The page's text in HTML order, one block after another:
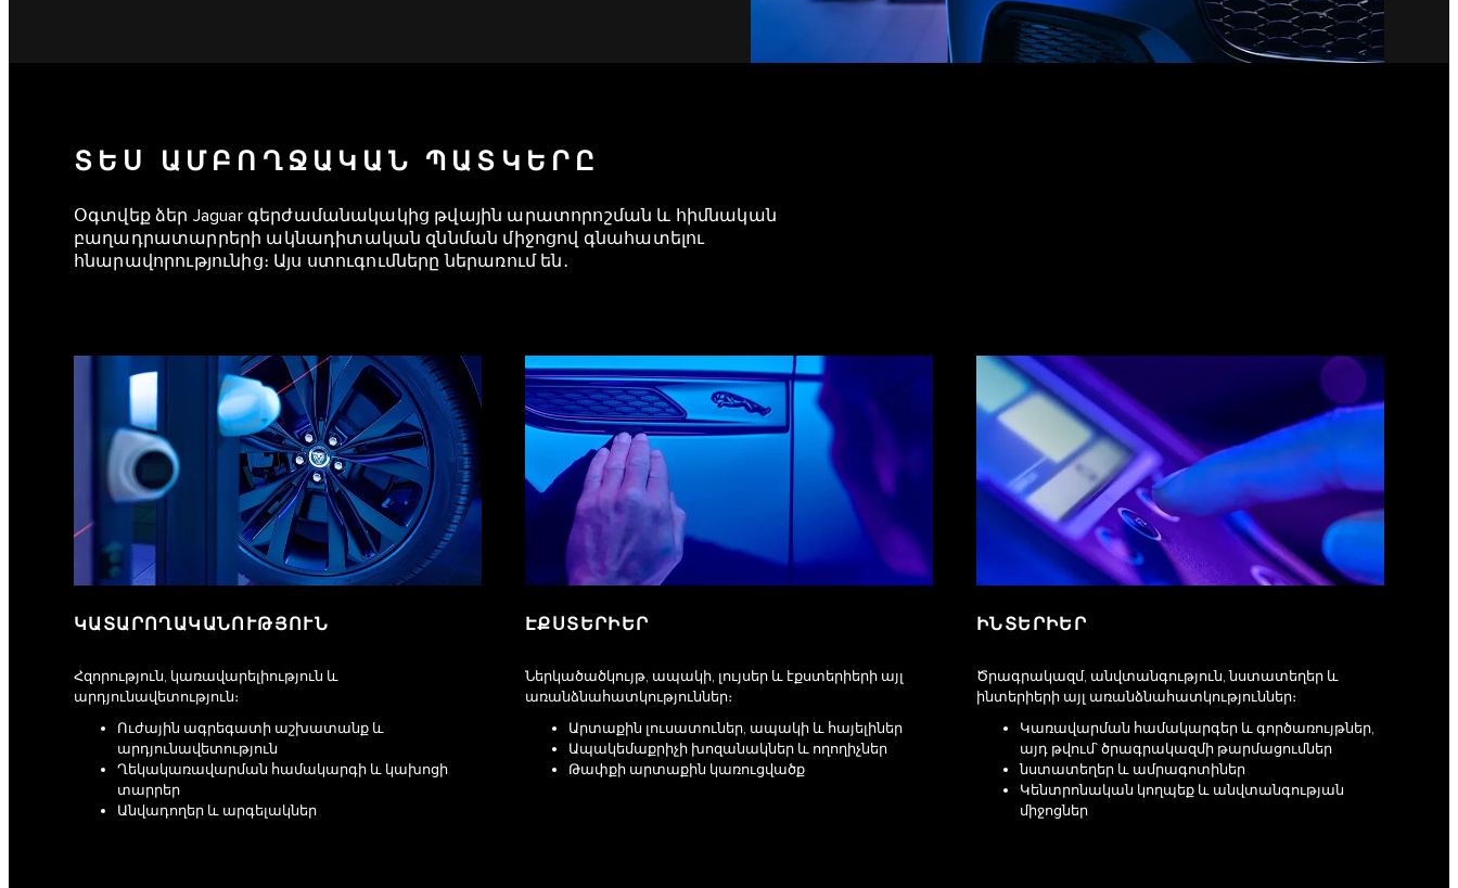
ՏԵՍ ԱՄԲՈՂՋԱԿԱՆ ՊԱՏԿԵՐԸ
Օգտվեք ձեր Jaguar գերժամանակակից թվային արատորոշման և հիմնական
բաղադրատարրերի ակնադիտական զննման միջոցով գնահատելու
հնարավորությունից։ Այս ստուգումները ներառում են․
ԿԱՏԱՐՈՂԱԿԱՆՈՒԹՅՈՒՆ
Հզորություն, կառավարելիություն և
արդյունավետություն։
Ուժային ագրեգատի աշխատանք և
արդյունավետություն
Ղեկակառավարման համակարգի և կախոցի
տարրեր
Անվադողեր և արգելակներ
ԷՔՍՏԵՐԻԵՐ
Ներկածածկույթ, ապակի, լույսեր և էքստերիերի այլ
առանձնահատկություններ։
Արտաքին լուսատուներ, ապակի և հայելիներ
Ապակեմաքրիչի խոզանակներ և ողողիչներ
Թափքի արտաքին կառուցվածք
ԻՆՏԵՐԻԵՐ
Ծրագրակազմ, անվտանգություն, նստատեղեր և
ինտերիերի այլ առանձնահատկություններ։
Կառավարման համակարգեր և գործառույթներ,
այդ թվում՝ ծրագրակազմի թարմացումներ
նստատեղեր և ամրագոտիներ
Կենտրոնական կողպեք և անվտանգության
միջոցներ